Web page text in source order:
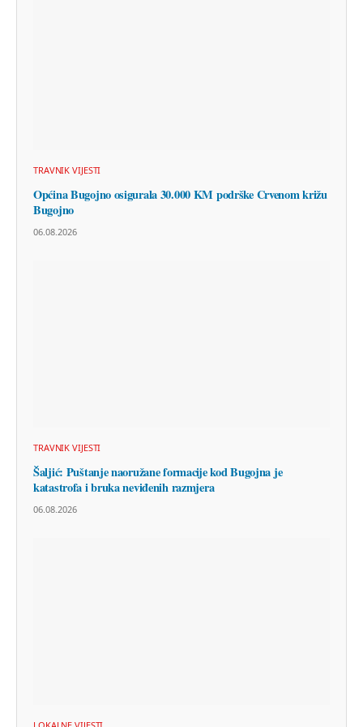
TRAVNIK VIJESTI
Općina Bugojno osigurala 30.000 KM podrške Crvenom križu
Bugojno
06.08.2026
TRAVNIK VIJESTI
Šaljić: Puštanje naoružane formacije kod Bugojna je
katastrofa i bruka neviđenih razmjera
06.08.2026